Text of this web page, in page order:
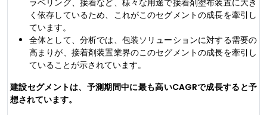
ラベリング、接着など、様々な用途で接着剤塗布装置に大き
く依存しているため、これがこのセグメントの成長を牽引し
ています。
全体として、分析では、包装ソリューションに対する需要の
高まりが、接着剤装置業界のこのセグメントの成長を牽引し
ていることが示されています。
建設セグメントは、予測期間中に最も高いCAGRで成長すると予
想されています。